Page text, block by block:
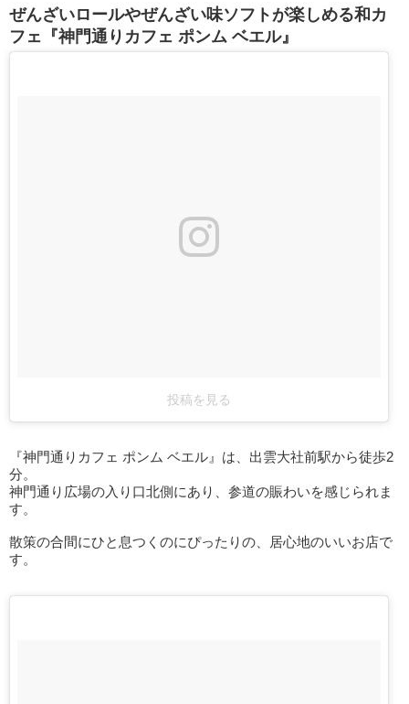
ぜんざいロールやぜんざい味ソフトが楽しめる和カ
フェ『神門通りカフェ ポンム ベエル』
投稿を見る
『神門通りカフェ ポンム ベエル』は、出雲大社前駅から徒歩2
分。
神門通り広場の入り口北側にあり、参道の賑わいを感じられま
す。
散策の合間にひと息つくのにぴったりの、居心地のいいお店で
す。